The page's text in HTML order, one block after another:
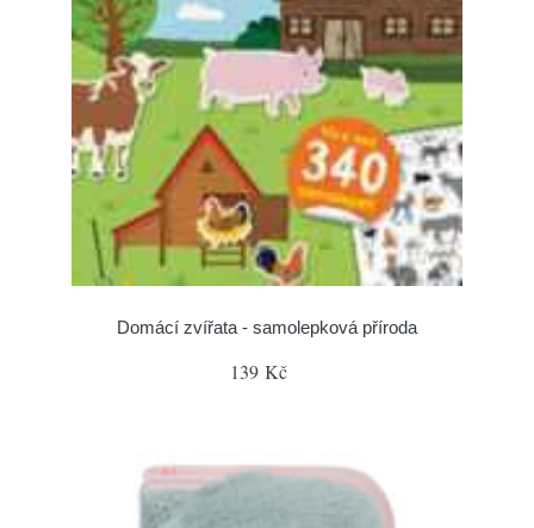
Domácí zvířata - samolepková příroda
139 Kč